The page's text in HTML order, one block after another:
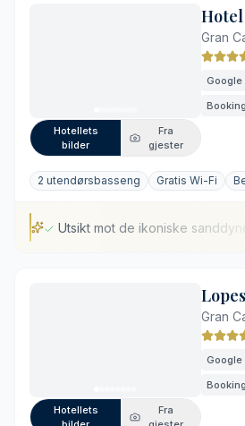
Hotellets
bilder
Fra
gjester
Hotel
Gran
Google
Booking
2 utendørsbasseng Gratis Wi-Fi
Utsikt mot de ikoniske
Fredelig atmosfære kun for
Innholdsrik velværeavdeling på
Noe trengsel ved bassengene i
Bordreservasjon kreves på
Hotellets
Fra
Gran
Google
Booking